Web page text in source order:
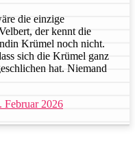
die einzige
der kennt die
Krümel noch nicht.
sich die Krümel ganz
hat. Niemand
Februar 2026